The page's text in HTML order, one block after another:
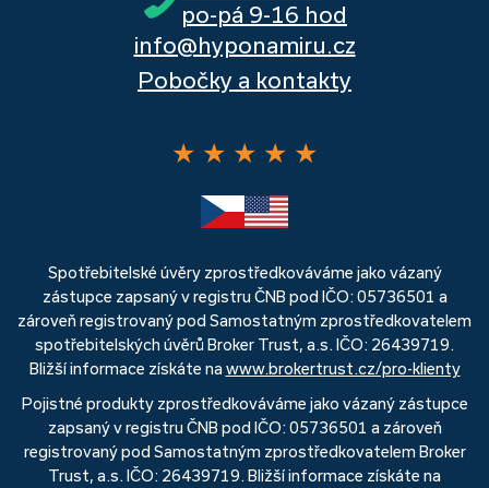
po-pá 9-16 hod
info@hyponamiru.cz
Pobočky a kontakty
★ ★ ★ ★ ★
Spotřebitelské úvěry zprostředkováváme jako vázaný
zástupce zapsaný v registru ČNB pod IČO: 05736501 a
zároveň registrovaný pod Samostatným zprostředkovatelem
spotřebitelských úvěrů Broker Trust, a.s. IČO: 26439719.
Bližší informace získáte na www.brokertrust.cz/pro-klienty
Pojistné produkty zprostředkováváme jako vázaný zástupce
zapsaný v registru ČNB pod IČO: 05736501 a zároveň
registrovaný pod Samostatným zprostředkovatelem Broker
Trust, a.s. IČO: 26439719. Bližší informace získáte na